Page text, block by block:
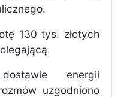
130 tys. złotych
energii
uzgodniono